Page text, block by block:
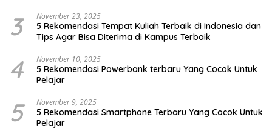
3 November 23, 2025
5 Rekomendasi Tempat Kuliah Terbaik di Indonesia dan
Tips Agar Bisa Diterima di Kampus Terbaik
4 November 10, 2025
5 Rekomendasi Powerbank terbaru Yang Cocok Untuk
Pelajar
5 November 9, 2025
5 Rekomendasi Smartphone Terbaru Yang Cocok Untuk
Pelajar